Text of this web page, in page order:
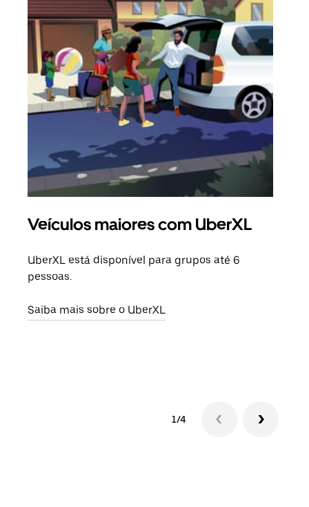
Veículos maiores com UberXL
UberXL está disponível para grupos até 6
pessoas.
Saiba mais sobre o UberXL
1/4